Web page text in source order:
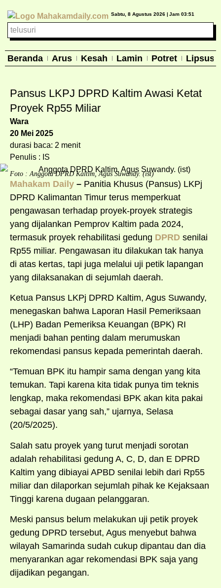
Sabtu, 8 Agustus 2026 | Jam 03:51
Beranda Arus Kesah Lamin Potret Lipsus
Pansus LKPJ DPRD Kaltim Awasi Ketat
Proyek Rp55 Miliar
Wara
20 Mei 2025
durasi baca: 2 menit
Penulis : IS
Foto : Anggota DPRD Kaltim, Agus Suwandy. (ist)
Mahakam Daily – Panitia Khusus (Pansus) LKPj
DPRD Kalimantan Timur terus memperkuat
pengawasan terhadap proyek-proyek strategis
yang dijalankan Pemprov Kaltim pada 2024,
termasuk proyek rehabilitasi gedung DPRD senilai
Rp55 miliar. Pengawasan itu dilakukan tak hanya
di atas kertas, tapi juga melalui uji petik lapangan
yang dilaksanakan di sejumlah daerah.
Ketua Pansus LKPj DPRD Kaltim, Agus Suwandy,
menegaskan bahwa Laporan Hasil Pemeriksaan
(LHP) Badan Pemeriksa Keuangan (BPK) RI
menjadi bahan penting dalam merumuskan
rekomendasi pansus kepada pemerintah daerah.
“Temuan BPK itu hampir sama dengan yang kita
temukan. Tapi karena kita tidak punya tim teknis
lengkap, maka rekomendasi BPK akan kita pakai
sebagai dasar yang sah,” ujarnya, Selasa
(20/5/2025).
Salah satu proyek yang turut menjadi sorotan
adalah rehabilitasi gedung A, C, D, dan E DPRD
Kaltim yang dibiayai APBD senilai lebih dari Rp55
miliar dan dilaporkan sejumlah pihak ke Kejaksaan
Tinggi karena dugaan pelanggaran.
Meski pansus belum melakukan uji petik proyek
gedung DPRD tersebut, Agus menyebut bahwa
wilayah Samarinda sudah cukup dipantau dan dia
menyarankan agar rekomendasi BPK saja yang
dijadikan pegangan.